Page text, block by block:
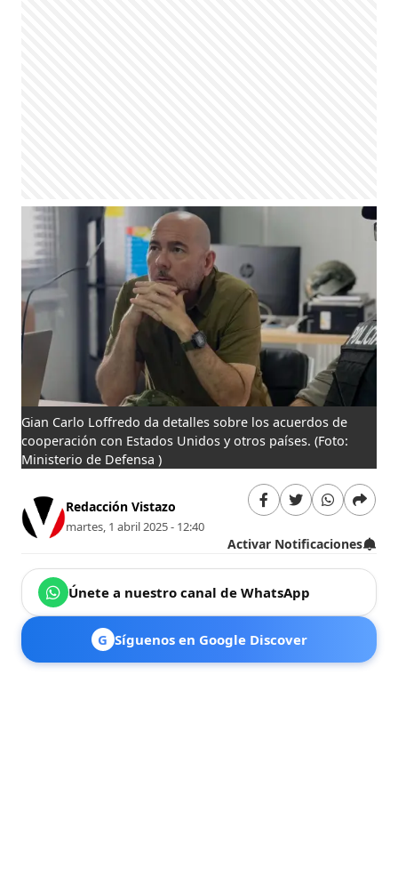
Gian Carlo Loffredo da detalles sobre los acuerdos de
cooperación con Estados Unidos y otros países.(Foto:
Ministerio de Defensa )
Redacción Vistazo
martes, 1 abril 2025 - 12:40
Activar Notificaciones
Únete a nuestro canal de WhatsApp
G Síguenos en Google Discover